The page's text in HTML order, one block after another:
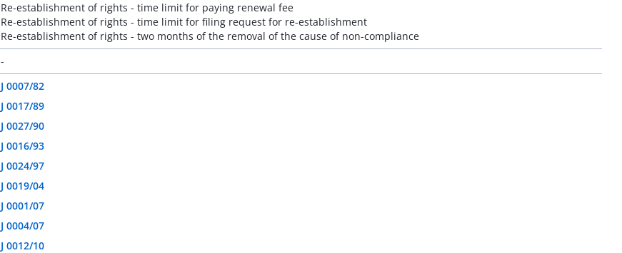
Re-establishment of rights - time limit for paying renewal fee
Re-establishment of rights - time limit for filing request for re-establishment
Re-establishment of rights - two months of the removal of the cause of non-compliance
-
J 0007/82
J 0017/89
J 0027/90
J 0016/93
J 0024/97
J 0019/04
J 0001/07
J 0004/07
J 0012/10